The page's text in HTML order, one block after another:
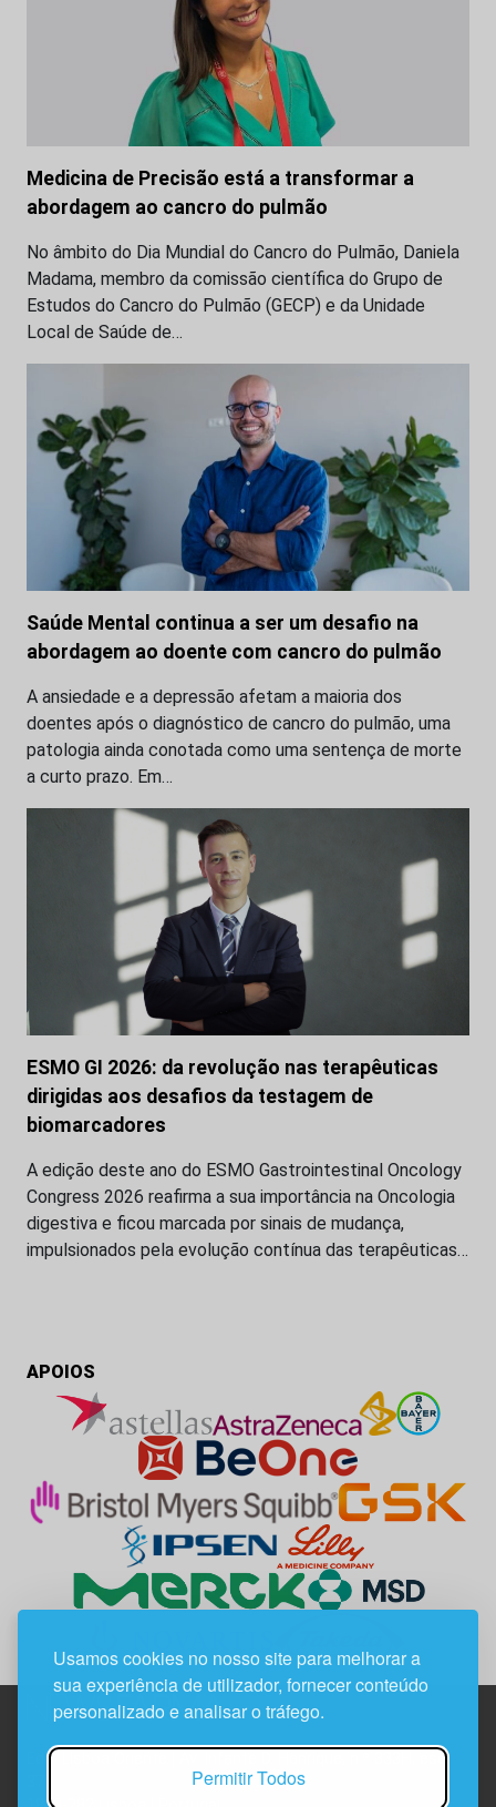
Usamos cookies no nosso site para melhorar a
sua experiência de utilizador, fornecer conteúdo
personalizado e analisar o tráfego.
Permitir Todos
Medicina de Precisão está a transformar a
abordagem ao cancro do pulmão
No âmbito do Dia Mundial do Cancro do Pulmão, Daniela
Madama, membro da comissão científica do Grupo de
Estudos do Cancro do Pulmão (GECP) e da Unidade
Local de Saúde de…
Saúde Mental continua a ser um desafio na
abordagem ao doente com cancro do pulmão
A ansiedade e a depressão afetam a maioria dos
doentes após o diagnóstico de cancro do pulmão, uma
patologia ainda conotada como uma sentença de morte
a curto prazo. Em…
ESMO GI 2026: da revolução nas terapêuticas
dirigidas aos desafios da testagem de
biomarcadores
A edição deste ano do ESMO Gastrointestinal Oncology
Congress 2026 reafirma a sua importância na Oncologia
digestiva e ficou marcada por sinais de mudança,
impulsionados pela evolução contínua das terapêuticas…
APOIOS
Edif. Lisboa Oriente | Av. Infante D. Henrique, n.º 333H, esc.